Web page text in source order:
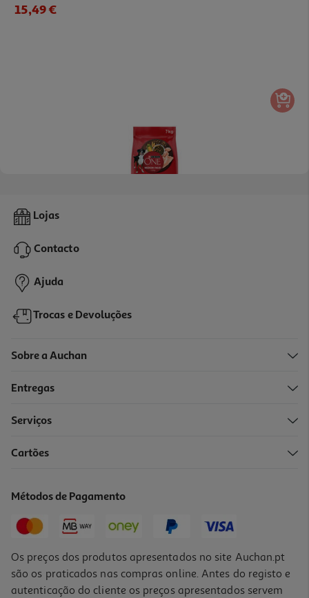
15,49 €
Ração Para Cão Purina One Monoproteína Peru 7kg
42,99 €
Lojas
Contacto
Ajuda
Trocas e Devoluções
Sobre a Auchan
Entregas
Serviços
Cartões
Métodos de Pagamento
Os preços dos produtos apresentados no site Auchan.pt
são os praticados nas compras online. Antes do registo e
autenticação do cliente os preços apresentados servem